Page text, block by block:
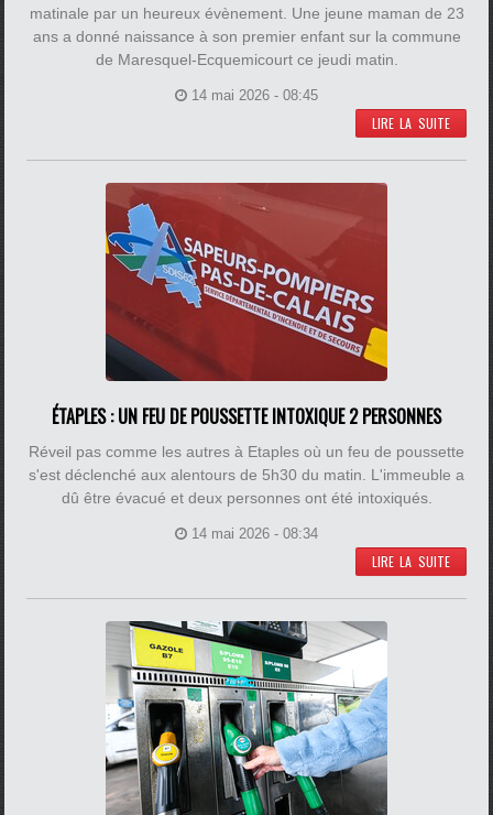
matinale par un heureux évènement. Une jeune maman de 23
ans a donné naissance à son premier enfant sur la commune
de Maresquel-Ecquemicourt ce jeudi matin.
14 mai 2026 - 08:45
LIRE LA SUITE
ÉTAPLES : UN FEU DE POUSSETTE INTOXIQUE 2 PERSONNES
Réveil pas comme les autres à Etaples où un feu de poussette
s'est déclenché aux alentours de 5h30 du matin. L'immeuble a
dû être évacué et deux personnes ont été intoxiqués.
14 mai 2026 - 08:34
LIRE LA SUITE